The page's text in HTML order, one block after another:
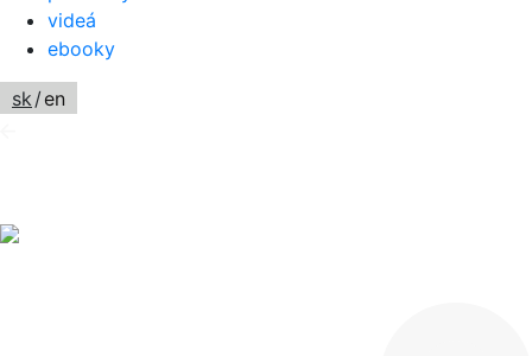
videá
ebooky
sk/en